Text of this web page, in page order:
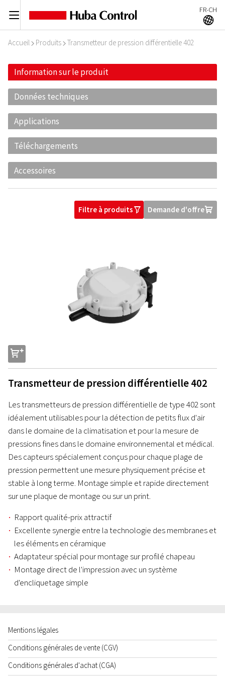
C FR-CH
A
Accueil I Produits I Transmetteur de pression différentielle 402
Information sur le produit
Données techniques
Applications
Téléchargements
Accessoires
Filtre à produitsO Demande d'offreU
s
Transmetteur de pression différentielle 402
Les transmetteurs de pression différentielle de type 402 sont
idéalement utilisables pour la détection de petits flux d'air
dans le domaine de la climatisation et pour la mesure de
pressions fines dans le domaine environnemental et médical.
Des capteurs spécialement conçus pour chaque plage de
pression permettent une mesure physiquement précise et
stable à long terme. Montage simple et rapide directement
sur une plaque de montage ou sur un print.
Rapport qualité-prix attractif
Excellente synergie entre la technologie des membranes et
les éléments en céramique
Adaptateur spécial pour montage sur profilé chapeau
Montage direct de l'impression avec un système
d'encliquetage simple
Mentions légales
Conditions générales de vente (CGV)
Conditions générales d'achat (CGA)